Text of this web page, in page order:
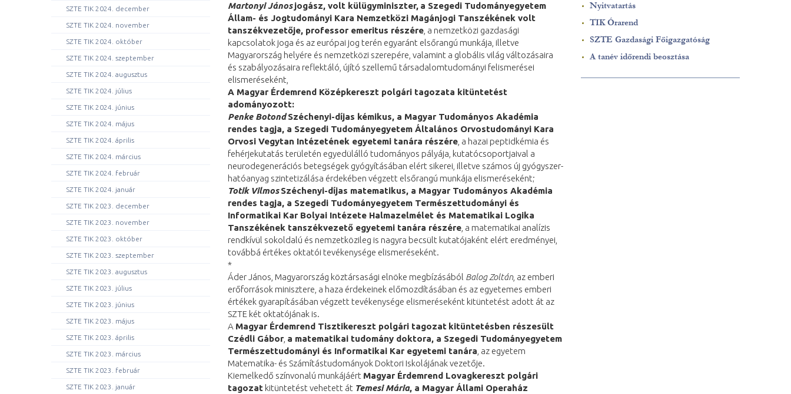
SZTE TIK 2024. december
SZTE TIK 2024. november
SZTE TIK 2024. október
SZTE TIK 2024. szeptember
SZTE TIK 2024. augusztus
SZTE TIK 2024. július
SZTE TIK 2024. június
SZTE TIK 2024. május
SZTE TIK 2024. április
SZTE TIK 2024. március
SZTE TIK 2024. február
SZTE TIK 2024. január
SZTE TIK 2023. december
SZTE TIK 2023. november
SZTE TIK 2023. október
SZTE TIK 2023. szeptember
SZTE TIK 2023. augusztus
SZTE TIK 2023. július
SZTE TIK 2023. június
SZTE TIK 2023. május
SZTE TIK 2023. április
SZTE TIK 2023. március
SZTE TIK 2023. február
SZTE TIK 2023. január
Martonyi János jogász, volt külügyminiszter, a Szegedi Tudományegyetem
Állam- és Jogtudományi Kara Nemzetközi Magánjogi Tanszékének volt
tanszékvezetője, professor emeritus részére , a nemzetközi gazdasági
kapcsolatok joga és az európai jog terén egyaránt elsőrangú munkája, illetve
Magyarország helyére és nemzetközi szerepére, valamint a globális világ változásaira
és szabályozásaira reflektáló, újító szellemű társadalomtudományi felismerései
elismeréseként,
A Magyar Érdemrend Középkereszt polgári tagozata kitüntetést
adományozott:
Penke Botond Széchenyi-díjas kémikus, a Magyar Tudományos Akadémia
rendes tagja, a Szegedi Tudományegyetem Általános Orvostudományi Kara
Orvosi Vegytan Intézetének egyetemi tanára részére , a hazai peptidkémia és
fehérjekutatás területén egyedülálló tudományos pályája, kutatócsoportjaival a
neurodegenerációs betegségek gyógyításában elért sikerei, illetve számos új gyógyszer-
hatóanyag szintetizálása érdekében végzett elsőrangú munkája elismeréseként;
Totik Vilmos Széchenyi-díjas matematikus, a Magyar Tudományos Akadémia
rendes tagja, a Szegedi Tudományegyetem Természettudományi és
Informatikai Kar Bolyai Intézete Halmazelmélet és Matematikai Logika
Tanszékének tanszékvezető egyetemi tanára részére , a matematikai analízis
rendkívül sokoldalú és nemzetközileg is nagyra becsült kutatójaként elért eredményei,
továbbá értékes oktatói tevékenysége elismeréseként.
*
Áder János, Magyarország köztársasági elnöke megbízásából Balog Zoltán, az emberi
erőforrások minisztere, a haza érdekeinek előmozdításában és az egyetemes emberi
értékek gyarapításában végzett tevékenysége elismeréseként kitüntetést adott át az
SZTE két oktatójának is.
A Magyar Érdemrend Tisztikereszt polgári tagozat kitüntetésben részesült
Czédli Gábor a matematikai tudomány doktora, a Szegedi Tudományegyetem
Természettudományi és Informatikai Kar egyetemi tanára , az egyetem
Matematika- és Számítástudományok Doktori Iskolájának vezetője.
Kiemelkedő színvonalú munkájáért Magyar Érdemrend Lovagkereszt polgári
tagozat kitüntetést vehetett át Temesi Mária, a Magyar Állami Operaház
Nyitvatartás
TIK Órarend
SZTE Gazdasági Főigazgatóság
A tanév időrendi beosztása